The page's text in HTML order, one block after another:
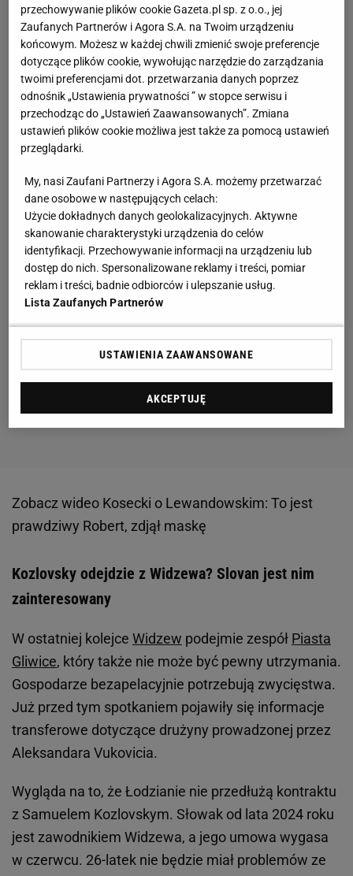
Zobacz wideo Kosecki o Lewandowskim: To jest
prawdziwy Robert, zdjął maskę
Kozlovsky odejdzie z Widzewa? Slovan jest nim
zainteresowany
W ostatniej kolejce Widzew podejmie zespół Piasta
Gliwice, który także nie może być pewny utrzymania.
Gospodarze bezapelacyjnie potrzebują zwycięstwa.
Już przed tym spotkaniem pojawiły się informacje
transferowe dotyczące drużyny prowadzonej przez
Aleksandara Vukovicia.
Wygląda na to, że Łodzianie nie przedłużą kontraktu
z Samuelem Kozlovskym. Słowak od lata 2024 roku
jest zawodnikiem Widzewa, a jego umowa wygasa
w czerwcu. 26-latek nie będzie miał problemów ze
przechowywanie plików cookie Gazeta.pl sp. z o.o., jej
Zaufanych Partnerów i Agora S.A. na Twoim urządzeniu
końcowym. Możesz w każdej chwili zmienić swoje preferencje
dotyczące plików cookie, wywołując narzędzie do zarządzania
twoimi preferencjami dot. przetwarzania danych poprzez
odnośnik „Ustawienia prywatności ” w stopce serwisu i
przechodząc do „Ustawień Zaawansowanych”. Zmiana
ustawień plików cookie możliwa jest także za pomocą ustawień
przeglądarki.
My, nasi Zaufani Partnerzy i Agora S.A. możemy przetwarzać
dane osobowe w następujących celach:
Użycie dokładnych danych geolokalizacyjnych. Aktywne
skanowanie charakterystyki urządzenia do celów
identyfikacji. Przechowywanie informacji na urządzeniu lub
dostęp do nich. Spersonalizowane reklamy i treści, pomiar
reklam i treści, badnie odbiorców i ulepszanie usług.
Lista Zaufanych Partnerów
USTAWIENIA ZAAWANSOWANE
AKCEPTUJĘ